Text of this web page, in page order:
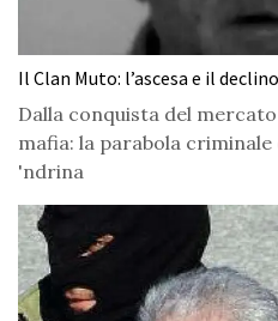
Il Clan Muto: l’ascesa e il
Dalla conquista del
mafia: la parabola
'ndrina